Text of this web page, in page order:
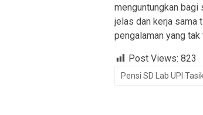
menguntungkan bagi
jelas dan kerja sama
pengalaman yang
Post Views: 823
Pensi SD Lab UPI